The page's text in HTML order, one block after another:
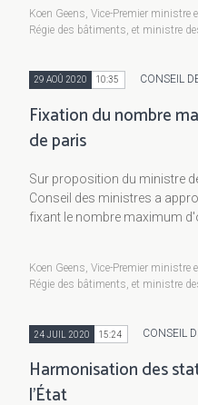
Koen Geens, Vice-Premier
Régie des bâtiments, et ministre
29 AOÛ 2020 10:35 CONSEIL
Fixation du nombre
de paris
Sur proposition du ministre
Conseil des ministres a
fixant le nombre maximum
Koen Geens, Vice-Premier
Régie des bâtiments, et ministre
24 JUIL 2020 15:24 CONSEIL
Harmonisation des
l’État